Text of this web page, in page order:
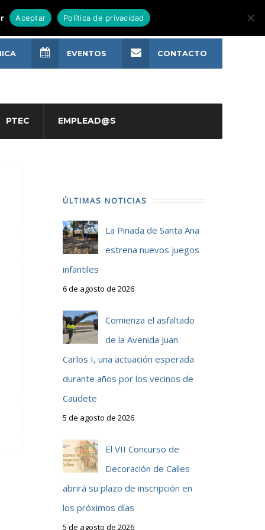
PTEC EMPLEAD@S
EVENTOS CONTACTO
ÚLTIMAS NOTICIAS
La Pinada de Santa Ana
estrena nuevos juegos
infantiles
6 de agosto de 2026
Comienza el asfaltado
de la Avenida Juan
Carlos I, una actuación esperada
durante años por los vecinos de
Caudete
5 de agosto de 2026
El VII Concurso de
Decoración de Calles
abrirá su plazo de inscripción en
los próximos días
5 de agosto de 2026
Aceptar Política de privacidad